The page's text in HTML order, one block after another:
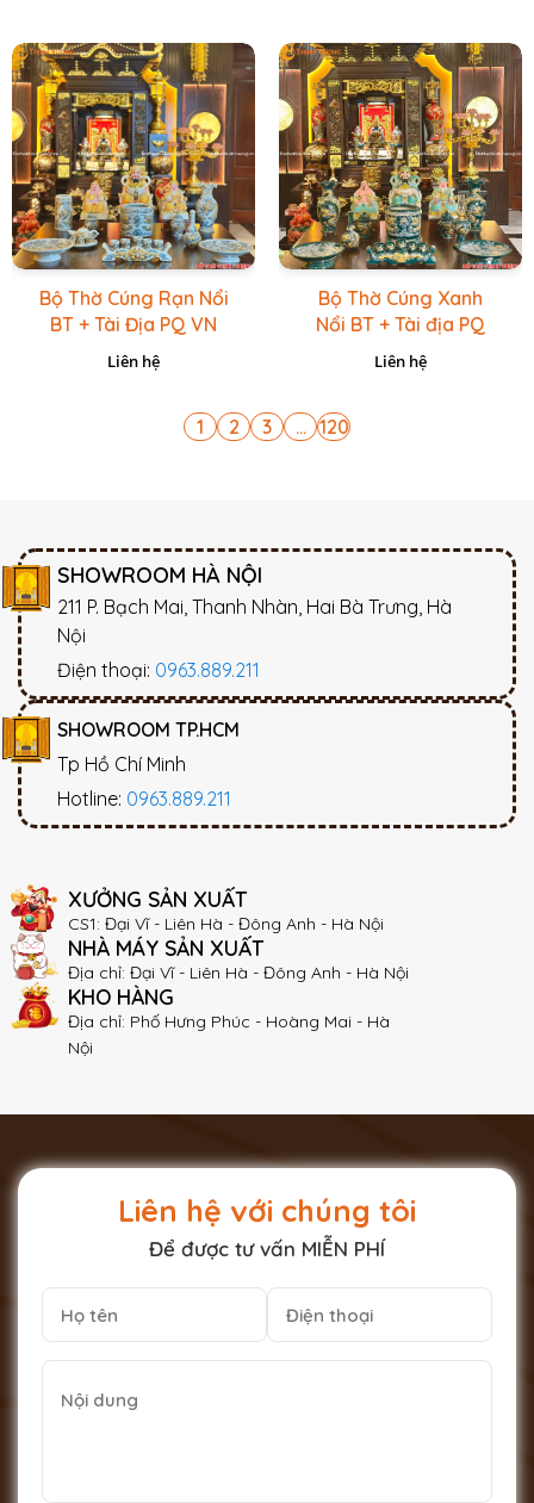
Bộ Thờ Cúng Rạn Nổi
BT + Tài Địa PQ VN
Vàng Caro
Liên hệ
Bộ Thờ Cúng Xanh
Nổi BT + Tài địa PQ
VN Xanh Lục
Liên hệ
1 2 3 ... 120
SHOWROOM HÀ NỘI
211 P. Bạch Mai, Thanh Nhàn, Hai Bà Trưng, Hà
Nội
Điện thoại: 0963.889.211
SHOWROOM TP.HCM
Tp Hồ Chí Minh
Hotline: 0963.889.211
XƯỞNG SẢN XUẤT
CS1: Đại Vĩ - Liên Hà - Đông Anh - Hà Nội
NHÀ MÁY SẢN XUẤT
Địa chỉ: Đại Vĩ - Liên Hà - Đông Anh - Hà Nội
KHO HÀNG
Địa chỉ: Phố Hưng Phúc - Hoàng Mai - Hà
Nội
Liên hệ với chúng tôi
Để được tư vấn MIỄN PHÍ